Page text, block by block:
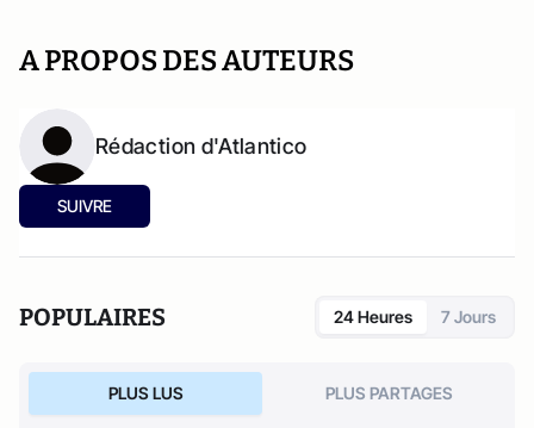
A PROPOS DES AUTEURS
Rédaction d'Atlantico
SUIVRE
POPULAIRES 24 Heures 7 Jours
PLUS LUS PLUS PARTAGES